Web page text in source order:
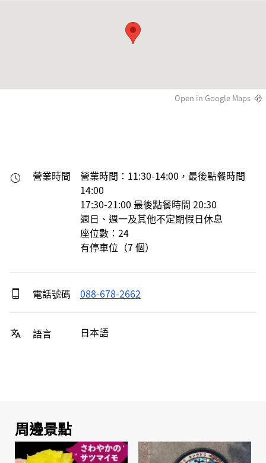
Open in Google Maps
營業時間
營業時間：11:30-14:00，最後點餐時間
14:00
17:30-21:00 最後點餐時間 20:30
週日、週一及其他不定期假日休息
座位數：24
有停車位（7 個）
電話號碼 088-678-2662
語言 日本語
周邊景點